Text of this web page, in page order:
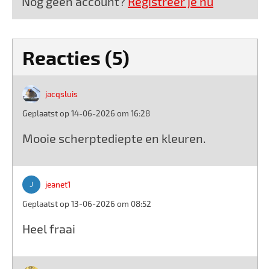
Reacties (5)
jacqsluis
Geplaatst op 14-06-2026 om 16:28
Mooie scherptediepte en kleuren.
jeanet1
Geplaatst op 13-06-2026 om 08:52
Heel fraai